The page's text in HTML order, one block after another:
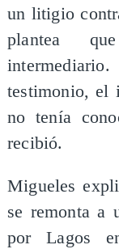
un litigio
plantea
testimonio, el
no tenía
recibió.
Migueles
se remonta a
por Lagos